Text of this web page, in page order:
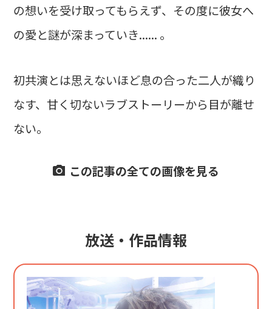
の想いを受け取ってもらえず、その度に彼女へ
の愛と謎が深まっていき...... 。
初共演とは思えないほど息の合った二人が織り
なす、甘く切ないラブストーリーから目が離せ
ない。
この記事の全ての画像を見る
放送・作品情報